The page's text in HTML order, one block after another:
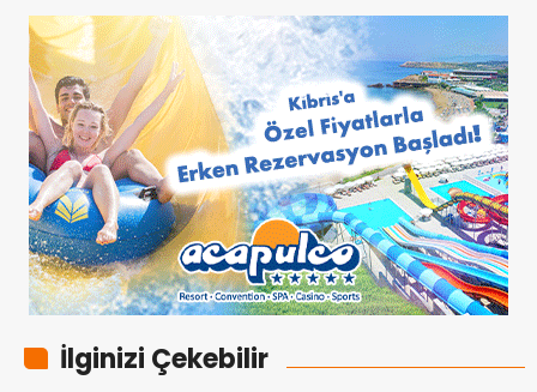
İlginizi Çekebilir